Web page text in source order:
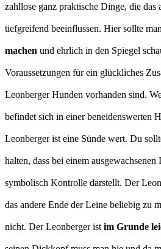
zahllose ganz praktische Dinge, die das
tiefgreifend beeinflussen. Hier sollte
machen und ehrlich in den Spiegel
Voraussetzungen für ein glückliches
Leonberger Hunden vorhanden sind.
befindet sich in einer beneidenswerten
Leonberger ist eine Sünde wert. Du
halten, dass bei einem
symbolisch Kontrolle darstellt. Der
das andere Ende der Leine beliebig zu
nicht. Der Leonberger ist im Grunde